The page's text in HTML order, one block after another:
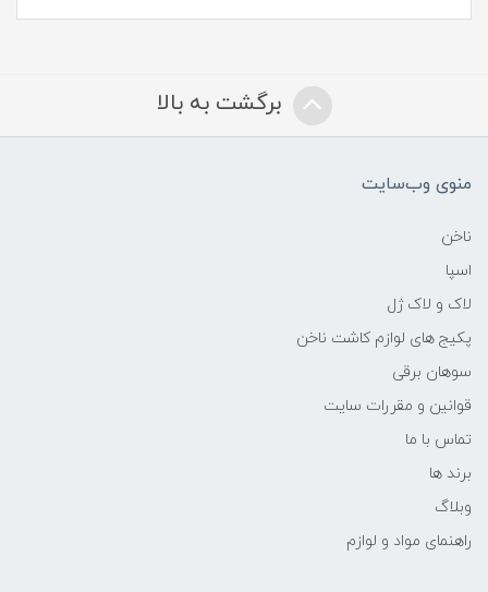
برگشت به بالا
منوی وب‌سایت
ناخن
اسپا
لاک و لاک ژل
پکیج های لوازم کاشت ناخن
سوهان برقی
قوانین و مقررات سایت
تماس با ما
برند ها
وبلاگ
راهنمای مواد و لوازم